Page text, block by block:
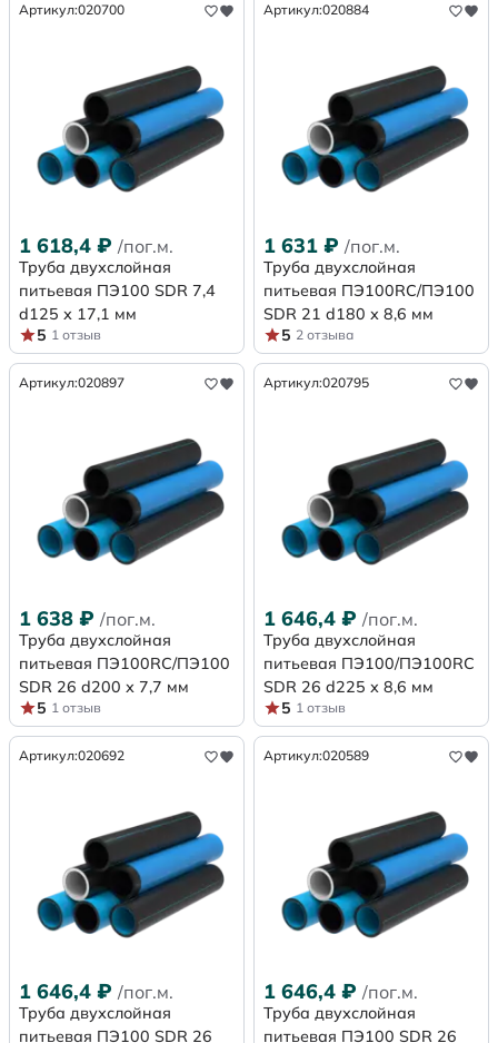
Артикул:020700
1 618,4 ₽ /пог.м.
Труба двухслойная
питьевая ПЭ100 SDR 7,4
d125 х 17,1 мм
5 1 отзыв
Артикул:020884
1 631 ₽ /пог.м.
Труба двухслойная
питьевая ПЭ100RC/ПЭ100
SDR 21 d180 х 8,6 мм
5 2 отзыва
Артикул:020897
1 638 ₽ /пог.м.
Труба двухслойная
питьевая ПЭ100RC/ПЭ100
SDR 26 d200 х 7,7 мм
5 1 отзыв
Артикул:020795
1 646,4 ₽ /пог.м.
Труба двухслойная
питьевая ПЭ100/ПЭ100RC
SDR 26 d225 х 8,6 мм
5 1 отзыв
Артикул:020692
1 646,4 ₽ /пог.м.
Труба двухслойная
питьевая ПЭ100 SDR 26
Артикул:020589
1 646,4 ₽ /пог.м.
Труба двухслойная
питьевая ПЭ100 SDR 26